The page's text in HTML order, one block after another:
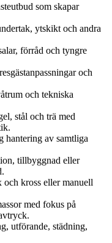
som skapar
ytskikt och andra
förråd och tyngre
och
och tekniska
stål och trä med
av samtliga
tillbyggnad eller
kross eller manuell
med fokus på
utförande, städning,